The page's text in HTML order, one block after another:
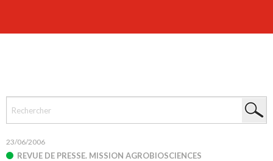
23/06/2006
REVUE DE PRESSE. MISSION AGROBIOSCIENCES